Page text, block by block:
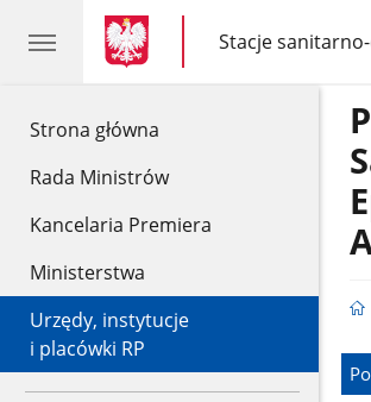
Strona główna
Rada Ministrów
Kancelaria Premiera
Ministerstwa
Urzędy, instytucje
i placówki RP
gov.pl
gov.pl
Stacje
gov.pl
Stacje
sanitarno-
epidemiologiczne